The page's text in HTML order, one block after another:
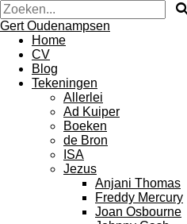
Gert Oudenampsen
Home
CV
Blog
Tekeningen
Allerlei
Ad Kuiper
Boeken
de Bron
ISA
Jezus
Anjani Thomas
Freddy Mercury
Joan Osbourne